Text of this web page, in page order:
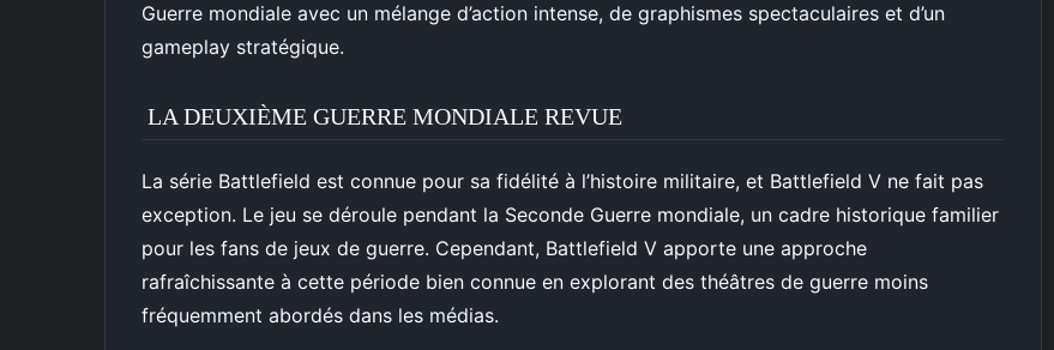
Guerre mondiale avec un mélange d’action intense, de graphismes spectaculaires et d’un
gameplay stratégique.
LA DEUXIÈME GUERRE MONDIALE REVUE
La série Battlefield est connue pour sa fidélité à l’histoire militaire, et Battlefield V ne fait pas
exception. Le jeu se déroule pendant la Seconde Guerre mondiale, un cadre historique familier
pour les fans de jeux de guerre. Cependant, Battlefield V apporte une approche
rafraîchissante à cette période bien connue en explorant des théâtres de guerre moins
fréquemment abordés dans les médias.